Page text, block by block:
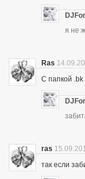
я не
Ras
С папкой .bk
ras
так если